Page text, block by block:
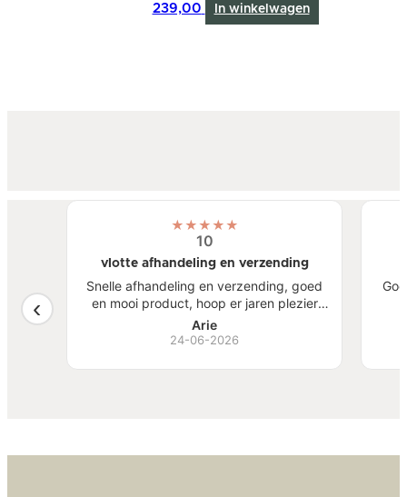
239,00 In winkelwagen
mooi
★★★★★
10
vlotte afhandeling en verzending
Snelle afhandeling en verzending, goed
en mooi product, hoop er jaren plezier
van te hebben.
Arie
24-06-2026